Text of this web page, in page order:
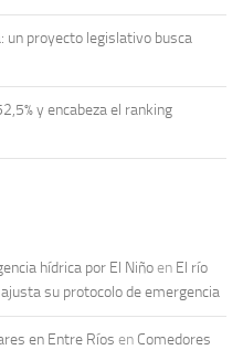
un proyecto legislativo busca
y encabeza el ranking
hídrica por El Niño en El río
su protocolo de emergencia
en Entre Ríos en Comedores